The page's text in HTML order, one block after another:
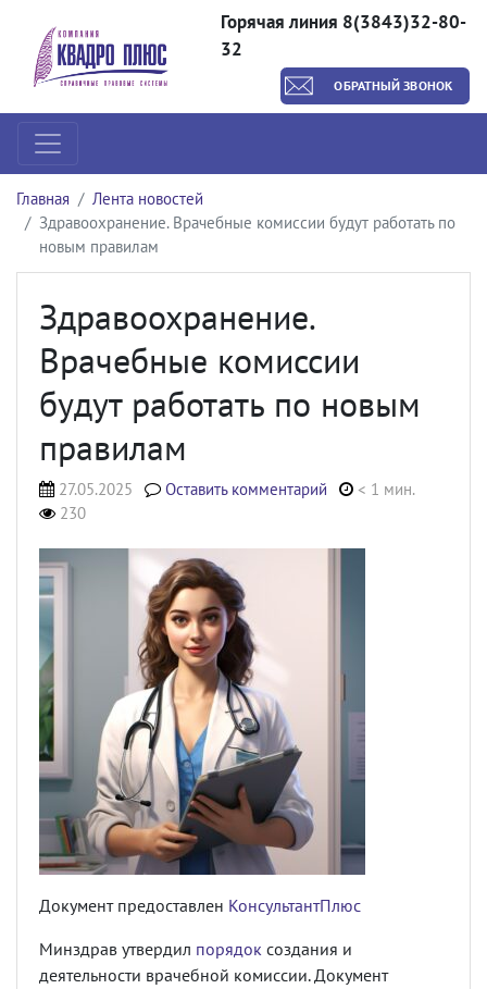
Горячая линия 8(3843)32-80-
32
ОБРАТНЫЙ ЗВОНОК
Главная
Лента новостей
Здравоохранение. Врачебные комиссии будут работать по
новым правилам
Здравоохранение.
Врачебные комиссии
будут работать по новым
правилам
27.05.2025 Оставить комментарий
< 1 мин.
230
Документ предоставлен КонсультантПлюс
Минздрав утвердил порядок создания и
деятельности врачебной комиссии. Документ